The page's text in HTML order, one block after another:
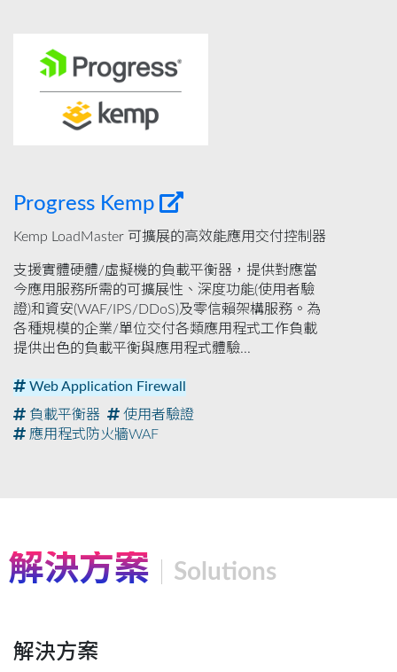
Progress Kemp
Kemp LoadMaster 可擴展的高效能應用交付控制器
支援實體硬體/虛擬機的負載平衡器，提供對應當
今應用服務所需的可擴展性、深度功能(使用者驗
證)和資安(WAF/IPS/DDoS)及零信賴架構服務。為
各種規模的企業/單位交付各類應用程式工作負載
提供出色的負載平衡與應用程式體驗...
Web Application Firewall
負載平衡器
使用者驗證
應用程式防火牆WAF
解決方案 Solutions
解決方案